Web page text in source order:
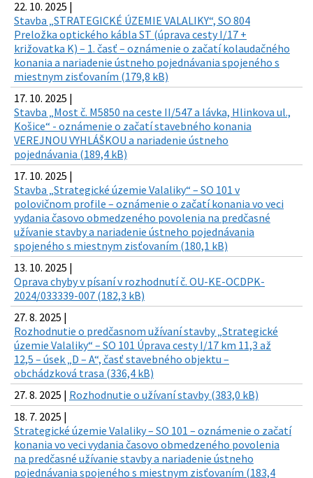
22. 10. 2025 |
Stavba „STRATEGICKÉ ÚZEMIE VALALIKY“, SO 804
Preložka optického kábla ST (úprava cesty I/17 +
križovatka K) – 1. časť – oznámenie o začatí kolaudačného
konania a nariadenie ústneho pojednávania spojeného s
miestnym zisťovaním (179,8 kB)
17. 10. 2025 |
Stavba „Most č. M5850 na ceste II/547 a lávka, Hlinkova ul.,
Košice“ - oznámenie o začatí stavebného konania
VEREJNOU VYHLÁŠKOU a nariadenie ústneho
pojednávania (189,4 kB)
17. 10. 2025 |
Stavba „Strategické územie Valaliky“ – SO 101 v
polovičnom profile – oznámenie o začatí konania vo veci
vydania časovo obmedzeného povolenia na predčasné
užívanie stavby a nariadenie ústneho pojednávania
spojeného s miestnym zisťovaním (180,1 kB)
13. 10. 2025 |
Oprava chyby v písaní v rozhodnutí č. OU-KE-OCDPK-
2024/033339-007 (182,3 kB)
27. 8. 2025 |
Rozhodnutie o predčasnom užívaní stavby „Strategické
územie Valaliky“ – SO 101 Úprava cesty I/17 km 11,3 až
12,5 – úsek „D – A“, časť stavebného objektu –
obchádzková trasa (336,4 kB)
27. 8. 2025 | Rozhodnutie o užívaní stavby (383,0 kB)
18. 7. 2025 |
Strategické územie Valaliky – SO 101 – oznámenie o začatí
konania vo veci vydania časovo obmedzeného povolenia
na predčasné užívanie stavby a nariadenie ústneho
pojednávania spojeného s miestnym zisťovaním (183,4